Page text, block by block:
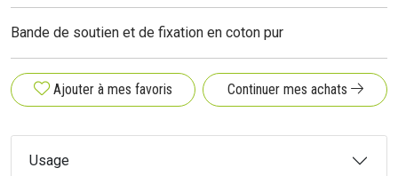
Bande de soutien et de fixation en coton pur
Ajouter à mes favoris Continuer mes achats
Usage